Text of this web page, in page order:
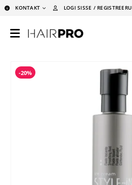
KONTAKT LOGI SISSE / REGISTREERU
-20%